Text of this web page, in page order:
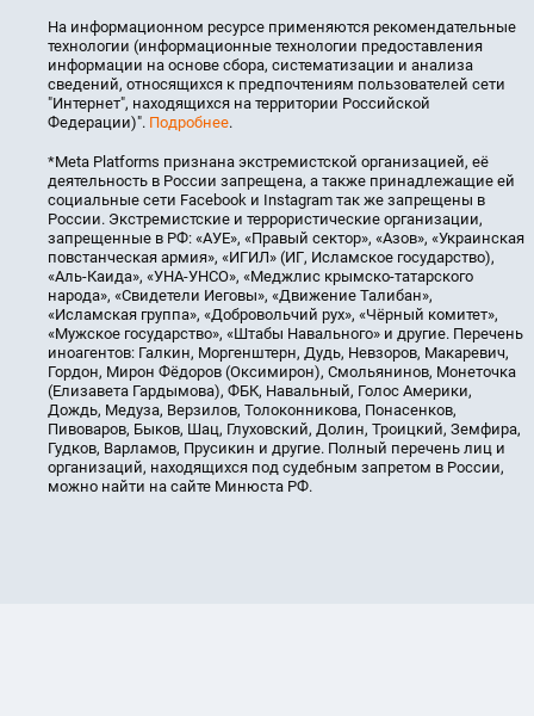
На информационном ресурсе применяются рекомендательные
технологии (информационные технологии предоставления
информации на основе сбора, систематизации и анализа
сведений, относящихся к предпочтениям пользователей сети
"Интернет", находящихся на территории Российской
Федерации)". Подробнее.
*Meta Platforms признана экстремистской организацией, её
деятельность в России запрещена, а также принадлежащие ей
социальные сети Facebook и Instagram так же запрещены в
России. Экстремистские и террористические организации,
запрещенные в РФ: «АУЕ», «Правый сектор», «Азов», «Украинская
повстанческая армия», «ИГИЛ» (ИГ, Исламское государство),
«Аль-Каида», «УНА-УНСО», «Меджлис крымско-татарского
народа», «Свидетели Иеговы», «Движение Талибан»,
«Исламская группа», «Добровольчий рух», «Чёрный комитет»,
«Мужское государство», «Штабы Навального» и другие. Перечень
иноагентов: Галкин, Моргенштерн, Дудь, Невзоров, Макаревич,
Гордон, Мирон Фёдоров (Оксимирон), Смольянинов, Монеточка
(Елизавета Гардымова), ФБК, Навальный, Голос Америки,
Дождь, Медуза, Верзилов, Толоконникова, Понасенков,
Пивоваров, Быков, Шац, Глуховский, Долин, Троицкий, Земфира,
Гудков, Варламов, Прусикин и другие. Полный перечень лиц и
организаций, находящихся под судебным запретом в России,
можно найти на сайте Минюста РФ.